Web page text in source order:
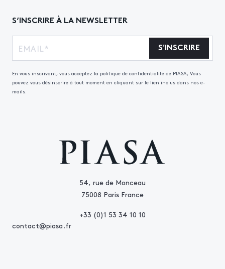
54, rue de Monceau
75008 Paris France
+33 (0)1 53 34 10 10
contact@piasa.fr
S’INSCRIRE À LA NEWSLETTER
S'INSCRIRE
En vous inscrivant, vous acceptez la politique de confidentialité de PIASA, Vous
pouvez vous désinscrire à tout moment en cliquant sur le lien inclus dans nos e-
mails.